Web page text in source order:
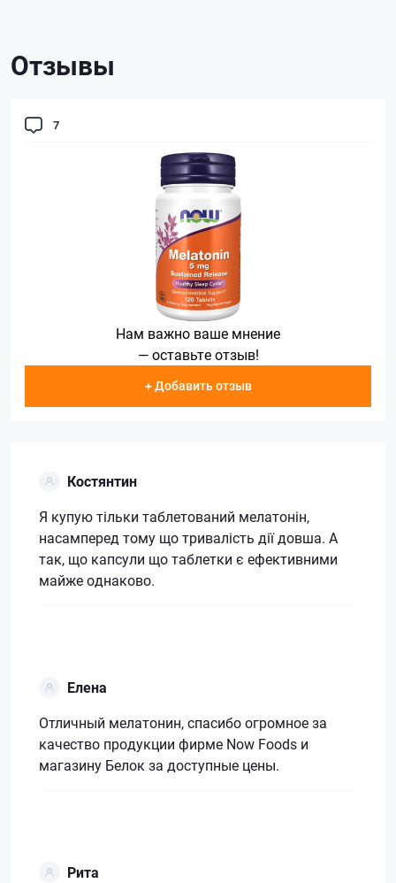
Отзывы
7
Нам важно ваше мнение
— оставьте отзыв!
+ Добавить отзыв
Костянтин
Я купую тільки таблетований мелатонін,
насамперед тому що тривалість дії довша. А
так, що капсули що таблетки є ефективними
майже однаково.
Елена
Отличный мелатонин, спасибо огромное за
качество продукции фирме Now Foods и
магазину Белок за доступные цены.
Рита